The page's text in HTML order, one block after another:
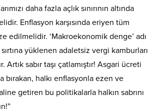
daha fazla açlık sınırının altında
Enflasyon karşısında eriyen tüm
edilmelidir. ‘Makroekonomik denge’ adı
yüklenen adaletsiz vergi kamburları
Artık sabır taşı çatlamıştır! Asgari ücreti
bırakan, halkı enflasyonla ezen ve
getiren bu politikalarla halkın sabrını